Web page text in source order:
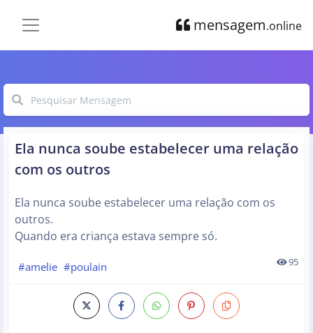
mensagem.online
Ela nunca soube estabelecer uma relação
com os outros
Ela nunca soube estabelecer uma relação com os
outros.
Quando era criança estava sempre só.
#amelie #poulain 95